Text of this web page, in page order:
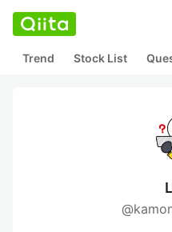
Trend Stock List